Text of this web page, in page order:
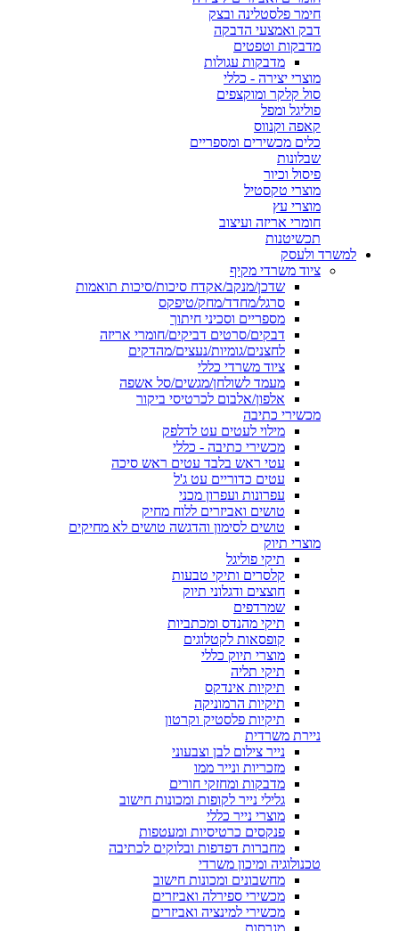
חימר פלסטלינה ובצק
דבק ואמצעי הדבקה
מדבקות וטפטים
מדבקות עגולות
מוצרי יצירה - כללי
סול קלקר ומוקצפים
פוליגל ומפל
קאפה וקנווס
כלים מכשירים ומספריים
שבלונות
פיסול וכיור
מוצרי טקסטיל
מוצרי עץ
חומרי אריזה ועיצוב
תכשיטנות
למשרד ולעסק
ציוד משרדי מקיף
שדכן/מנקב/אקדח סיכות/סיכות תואמות
סרגל/מחדד/מחק/טיפקס
מספריים וסכיני חיתוך
דבקים/סרטים דביקים/חומרי אריזה
לחצנים/גומיות/נעצים/מהדקים
ציוד משרדי כללי
מעמד לשולחן/מגשים/סל אשפה
אלפון/אלבום לכרטיסי ביקור
מכשירי כתיבה
מילוי לעטים עט לדלפק
מכשירי כתיבה - כללי
עטי ראש בלבד עטים ראש סיכה
עטים כדוריים עט ג'ל
עפרונות ועפרון מכני
טושים ואביזרים ללוח מחיק
טושים לסימון והדגשה טושים לא מחיקים
מוצרי תיוק
תיקי פוליגל
קלסרים ותיקי טבעות
חוצצים ודגלוני תיוק
שמרדפים
תיקי מהנדס ומכתביות
קופסאות לקטלוגים
מוצרי תיוק כללי
תיקי תליה
תיקיות אינדקס
תיקיות הרמוניקה
תיקיות פלסטיק וקרטון
ניירת משרדית
נייר צילום לבן וצבעוני
מזכריות ונייר ממו
מדבקות ומחזקי חורים
גלילי נייר לקופות ומכונות חישוב
מוצרי נייר כללי
פנקסים כרטיסיות ומעטפות
מחברות דפדפות ובלוקים לכתיבה
טכנולוגיה ומיכון משרדי
מחשבונים ומכונות חישוב
מכשירי ספירלה ואביזרים
מכשירי למינציה ואביזרים
מגרסות